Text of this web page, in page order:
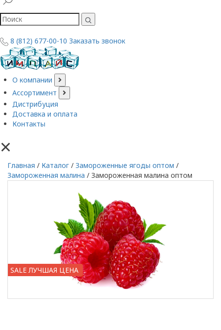
8 (812) 677-00-10 Заказать звонок
О компании
Ассортимент
Дистрибуция
Доставка и оплата
Контакты
×
Главная / Каталог / Замороженные ягоды оптом /
Замороженная малина / Замороженная малина оптом
SALE ЛУЧШАЯ ЦЕНА